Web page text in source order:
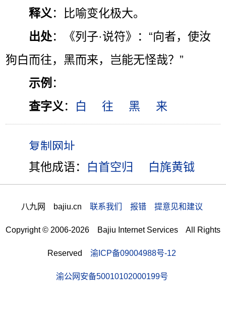
释义 ：比喻变化极大。
出处：《列子·说符》：“向者，使汝
狗白而往，黑而来，岂能无怪哉？”
示例 ：
查字义 ： 白 往 黑 来
其他成语： 白首空归 白旄黄钺
八九网 bajiu.cn 联系我们 报错 提意见和建议
Copyright © 2006-2026 Bajiu Internet Services All Rights
Reserved 渝ICP备09004988号-12
渝公网安备50010102000199号